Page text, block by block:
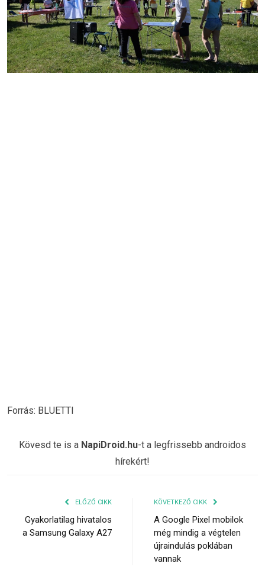
Forrás: BLUETTI
Kövesd te is a NapiDroid.hu-t a legfrissebb androidos
hírekért!
ELŐZŐ CIKK
Gyakorlatilag hivatalos
a Samsung Galaxy A27
KÖVETKEZŐ CIKK
A Google Pixel mobilok
még mindig a végtelen
újraindulás poklában
vannak